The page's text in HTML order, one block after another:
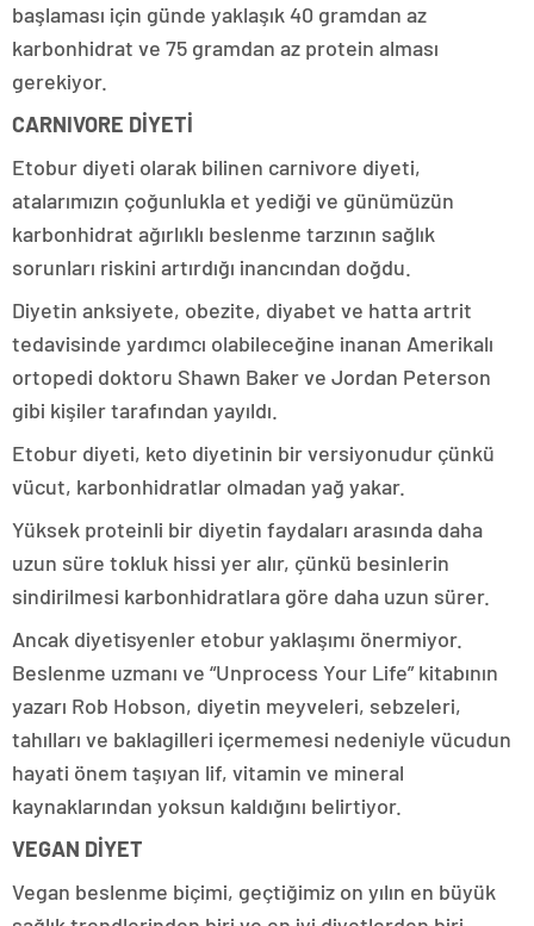
başlaması için günde yaklaşık 40 gramdan az
karbonhidrat ve 75 gramdan az protein alması
gerekiyor.
CARNIVORE DİYETİ
Etobur diyeti olarak bilinen carnivore diyeti,
atalarımızın çoğunlukla et yediği ve günümüzün
karbonhidrat ağırlıklı beslenme tarzının sağlık
sorunları riskini artırdığı inancından doğdu.
Diyetin anksiyete, obezite, diyabet ve hatta artrit
tedavisinde yardımcı olabileceğine inanan Amerikalı
ortopedi doktoru Shawn Baker ve Jordan Peterson
gibi kişiler tarafından yayıldı.
Etobur diyeti, keto diyetinin bir versiyonudur çünkü
vücut, karbonhidratlar olmadan yağ yakar.
Yüksek proteinli bir diyetin faydaları arasında daha
uzun süre tokluk hissi yer alır, çünkü besinlerin
sindirilmesi karbonhidratlara göre daha uzun sürer.
Ancak diyetisyenler etobur yaklaşımı önermiyor.
Beslenme uzmanı ve “Unprocess Your Life” kitabının
yazarı Rob Hobson, diyetin meyveleri, sebzeleri,
tahılları ve baklagilleri içermemesi nedeniyle vücudun
hayati önem taşıyan lif, vitamin ve mineral
kaynaklarından yoksun kaldığını belirtiyor.
VEGAN DİYET
Vegan beslenme biçimi, geçtiğimiz on yılın en büyük